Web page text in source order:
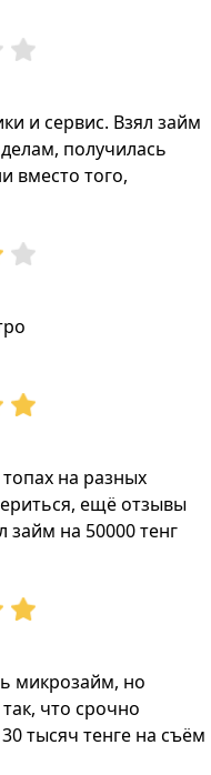
и сервис. Взял займ
получилась
вместо того,
на разных
ещё отзывы
на 50000 тенг
микрозайм, но
что срочно
тысяч тенге на съём